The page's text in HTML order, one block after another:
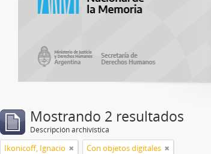
Mostrando 2 resultados
Descripción archivística
Ikonicoff, Ignacio Con objetos digitales